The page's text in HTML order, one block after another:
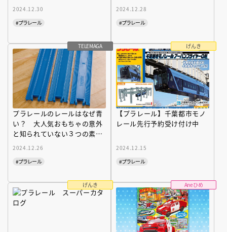
2024.12.30
#プラレール
2024.12.28
#プラレール
TELEMAGA
プラレールのレールはなぜ青
い？ 大人気おもちゃの意外
と知られていない３つの素材
革命とは
2024.12.26
#プラレール
げんき
【プラレール】千葉都市モノ
レール先行予約受け付け中
2024.12.15
#プラレール
げんき Aneひめ